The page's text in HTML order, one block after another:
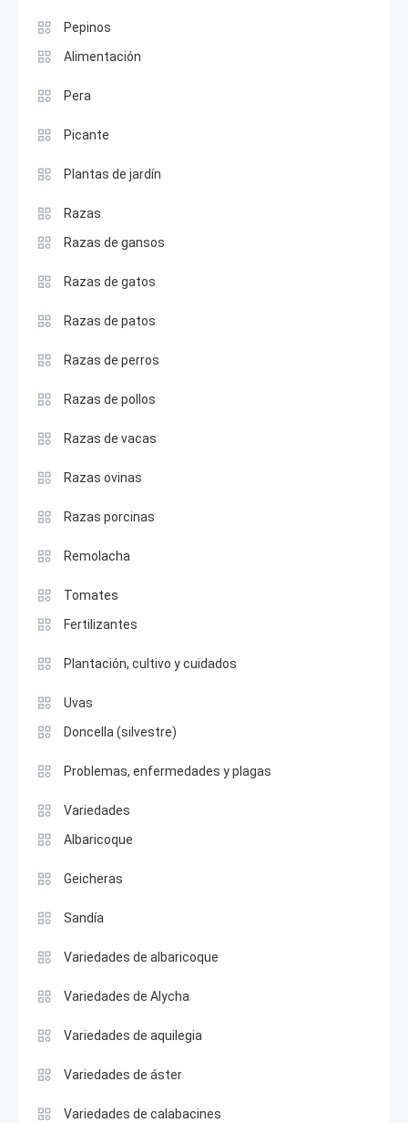
Pepinos
Alimentación
Pera
Picante
Plantas de jardín
Razas
Razas de gansos
Razas de gatos
Razas de patos
Razas de perros
Razas de pollos
Razas de vacas
Razas ovinas
Razas porcinas
Remolacha
Tomates
Fertilizantes
Plantación, cultivo y cuidados
Uvas
Doncella (silvestre)
Problemas, enfermedades y plagas
Variedades
Albaricoque
Geicheras
Sandía
Variedades de albaricoque
Variedades de Alycha
Variedades de aquilegia
Variedades de áster
Variedades de calabacines